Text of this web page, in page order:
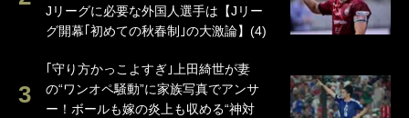
Jリーグに必要な外国人選手は【Jリー
グ開幕｢初めての秋春制｣の大激論】(4)
｢守り方かっこよすぎ｣上田綺世が妻
の“ワンオペ騒動”に家族写真でアンサ
ー！ボールも嫁の炎上も収める“神対